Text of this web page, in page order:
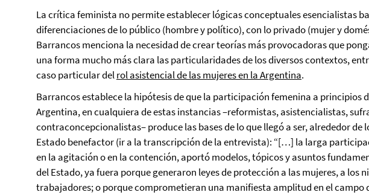
La crítica feminista no permite establecer lógicas conceptuales esencialistas
diferenciaciones de lo público (hombre y político), con lo privado (mujer y
Barrancos menciona la necesidad de crear teorías más provocadoras que
una forma mucho más clara las particularidades de los diversos contextos,
caso particular delrol asistencial de las mujeres en la Argentina.
Barrancos establece la hipótesis de que la participación femenina a principios
Argentina, en cualquiera de estas instancias –reformistas, asistencialistas,
contraconcepcionalistas– produce las bases de lo que llegó a ser, alrededor de
Estado benefactor (ir a la transcripción de la entrevista): “[…] la larga
en la agitación o en la contención, aportó modelos, tópicos y asuntos
del Estado, ya fuera porque generaron leyes de protección a las mujeres, a los
trabajadores; o porque comprometieran una manifiesta amplitud en el campo